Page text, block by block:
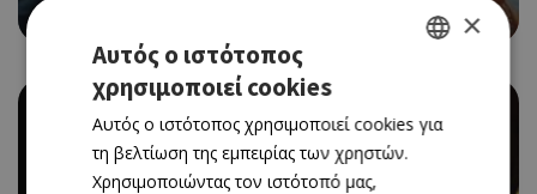
11/07/2026 - 11/07/2026
ENGLISH
×
Αυτός ο ιστότοπος
χρησιμοποιεί cookies
Αυτός ο ιστότοπος χρησιμοποιεί cookies για
τη βελτίωση της εμπειρίας των χρηστών.
Χρησιμοποιώντας τον ιστότοπό μας,